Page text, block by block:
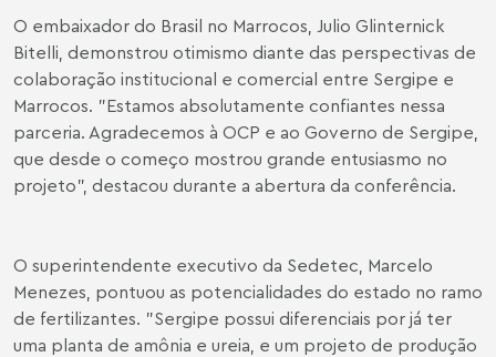
O embaixador do Brasil no Marrocos, Julio Glinternick
Bitelli, demonstrou otimismo diante das perspectivas de
colaboração institucional e comercial entre Sergipe e
Marrocos. "Estamos absolutamente confiantes nessa
parceria. Agradecemos à OCP e ao Governo de Sergipe,
que desde o começo mostrou grande entusiasmo no
projeto", destacou durante a abertura da conferência.
O superintendente executivo da Sedetec, Marcelo
Menezes, pontuou as potencialidades do estado no ramo
de fertilizantes. "Sergipe possui diferenciais por já ter
uma planta de amônia e ureia, e um projeto de produção